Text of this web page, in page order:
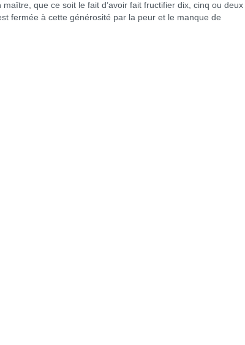
que ce soit le fait d’avoir fait fructifier dix, cinq ou deux
fermée à cette générosité par la peur et le manque de